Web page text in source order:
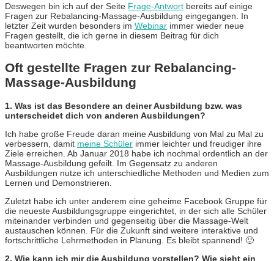
Deswegen bin ich auf der Seite Frage-Antwort bereits auf einige
Fragen zur Rebalancing-Massage-Ausbildung eingegangen. In
letzter Zeit wurden besonders im Webinar immer wieder neue
Fragen gestellt, die ich gerne in diesem Beitrag für dich
beantworten möchte.
Oft gestellte Fragen zur Rebalancing-
Massage-Ausbildung
1. Was ist das Besondere an deiner Ausbildung bzw. was
unterscheidet dich von anderen Ausbildungen?
Ich habe große Freude daran meine Ausbildung von Mal zu Mal zu
verbessern, damit meine Schüler immer leichter und freudiger ihre
Ziele erreichen. Ab Januar 2018 habe ich nochmal ordentlich an der
Massage-Ausbildung gefeilt. Im Gegensatz zu anderen
Ausbildungen nutze ich unterschiedliche Methoden und Medien zum
Lernen und Demonstrieren.
Zuletzt habe ich unter anderem eine geheime Facebook Gruppe für
die neueste Ausbildungsgruppe eingerichtet, in der sich alle Schüler
miteinander verbinden und gegenseitig über die Massage-Welt
austauschen können. Für die Zukunft sind weitere interaktive und
fortschrittliche Lehrmethoden in Planung. Es bleibt spannend! 🙂
2. Wie kann ich mir die Ausbildung vorstellen? Wie sieht ein